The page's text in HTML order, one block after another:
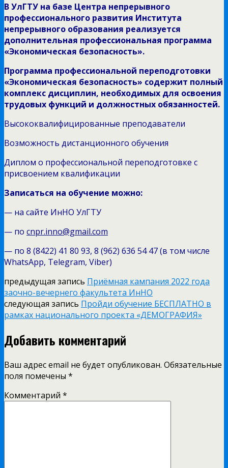
В УлГТУ на базе Центра непрерывного
профессионального развития Института
непрерывного образования реализуется
дополнительная профессиональная программа
«Экономическая безопасность».
Программа профессиональной переподготовки
«Экономическая безопасность» содержит полный
комплекс дисциплин, необходимых для освоения
трудовых функций и должностных обязанностей.
Высококвалифицированные преподаватели
Возможность дистанционного обучения
Диплом о профессиональной переподготовке с
присвоением квалификации
Записаться на обучение можно:
— на сайте ИнНО УлГТУ
— по cnpr.inno@gmail.com
— по 8 (8422) 41 80 93, 8 (962) 636 54 47 (в том числе
WhatsApp, Telegram, Viber)
предыдущая запись Приёмная кампания 2022 года
заочно-вечернего факультета ИнНО
следующая запись Пройди обучение БЕСПЛАТНО в
рамках национального проекта «ДЕМОГРАФИЯ»
Добавить комментарий
Ваш адрес email не будет опубликован. Обязательные
поля помечены *
Комментарий *